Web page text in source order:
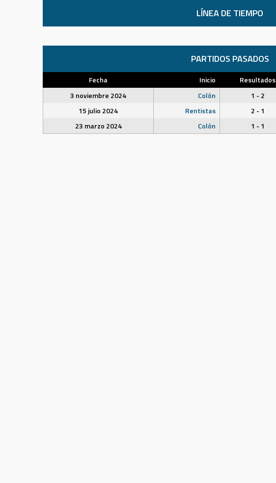
LÍNEA DE TIEMPO
PARTIDOS PASADOS
Fecha Inicio Resultados
3 noviembre 2024
Colón 1 - 2
15 julio 2024
Rentistas 2 - 1
23 marzo 2024
Colón 1 - 1